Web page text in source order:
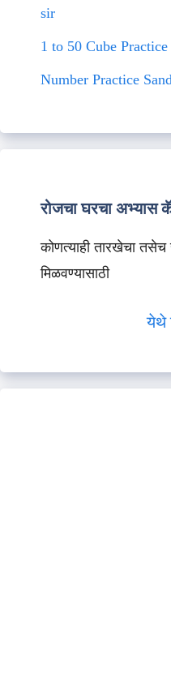
sir
1 to 50 Cube
Number Practice
रोजचा घरचा अभ्यास
कोणत्याही तारखेचा
मिळवण्यासाठी
येथे